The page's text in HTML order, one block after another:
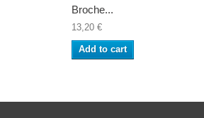
Broche...
13,20 €
Add to cart